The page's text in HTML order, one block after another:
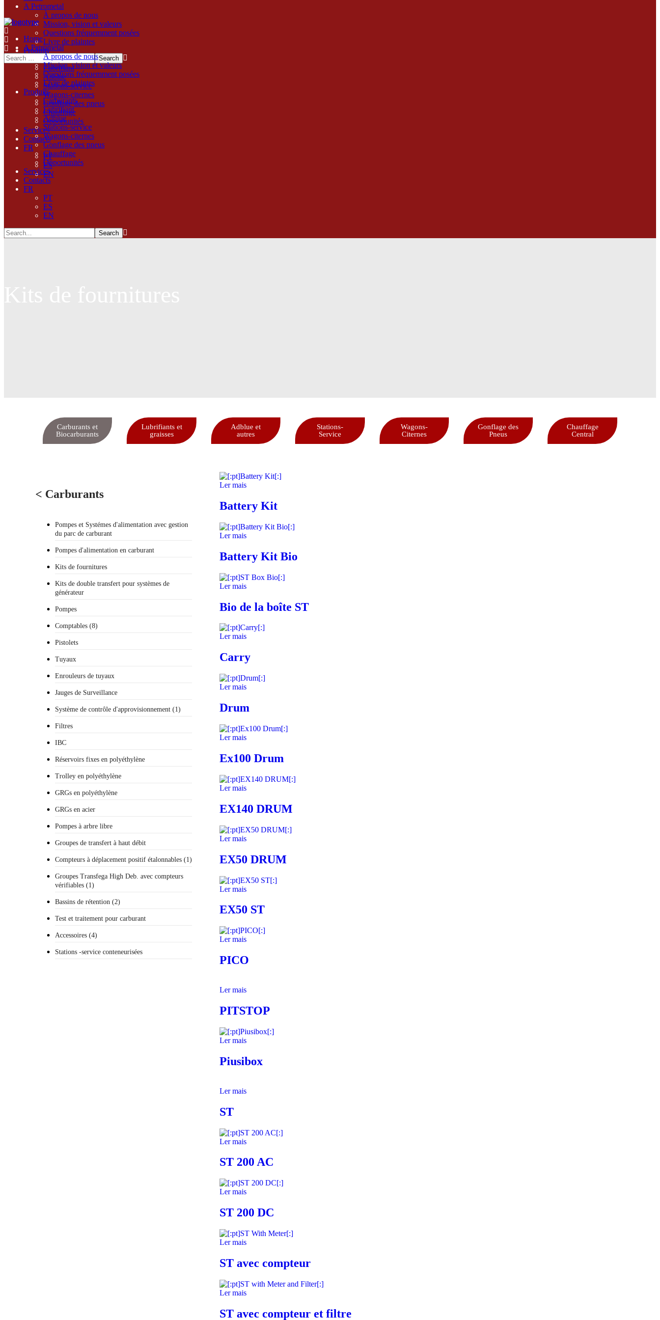
A Petrometal
À propos de nous
Mission, vision et valeurs
Questions fréquemment posées
Livre de plaintes
Produits
Carburants
Lubrifiant
Adblue
Stations-service
Wagons-citernes
Gonflage des pneus
Chauffage
Opportunités
Services
Contacts
FR
PT
ES
EN
Home
A Petrometal
À propos de nous
Mission, vision et valeurs
Questions fréquemment posées
Livre de plaintes
Produits
Carburants
Lubrifiant
Adblue
Stations-service
Wagons-citernes
Gonflage des pneus
Chauffage
Opportunités
Services
Contacts
FR
PT
ES
EN
Carburants et
Biocarburants
Lubrifiants et
graisses
Adblue et
autres
Stations-
Service
Wagons-
Citernes
Gonflage des
Pneus
Chauffage
Central
< Carburants
Pompes et Systémes d'alimentation avec gestion
du parc de carburant
Pompes d'alimentation en carburant
Kits de fournitures
Kits de double transfert pour systèmes de
générateur
Pompes
Comptables (8)
Pistolets
Tuyaux
Enrouleurs de tuyaux
Jauges de Surveillance
Système de contrôle d'approvisionnement (1)
Filtres
IBC
Réservoirs fixes en polyéthylène
Trolley en polyéthylène
GRGs en polyéthylène
GRGs en acier
Pompes à arbre libre
Groupes de transfert à haut débit
Compteurs à déplacement positif étalonnables (1)
Groupes Transfega High Deb. avec compteurs
vérifiables (1)
Bassins de rétention (2)
Test et traitement pour carburant
Accessoires (4)
Stations -service conteneurisées
Ler mais
Battery Kit
Ler mais
Battery Kit Bio
Ler mais
Bio de la boîte ST
Ler mais
Carry
Ler mais
Drum
Ler mais
Ex100 Drum
Ler mais
EX140 DRUM
Ler mais
EX50 DRUM
Ler mais
EX50 ST
Ler mais
PICO
Ler mais
PITSTOP
Ler mais
Piusibox
Ler mais
ST
Ler mais
ST 200 AC
Ler mais
ST 200 DC
Ler mais
ST avec compteur
Ler mais
ST avec compteur et filtre